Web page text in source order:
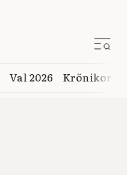
Val 2026 Krönikor